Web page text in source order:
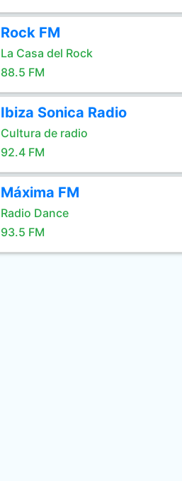
Rock FM
La Casa del Rock
88.5 FM
Ibiza Sonica Radio
Cultura de radio
92.4 FM
Máxima FM
Radio Dance
93.5 FM